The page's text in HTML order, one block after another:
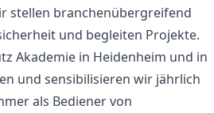
stellen branchenübergreifend
und begleiten Projekte.
Akademie in Heidenheim und in
und sensibilisieren wir jährlich
als Bediener von